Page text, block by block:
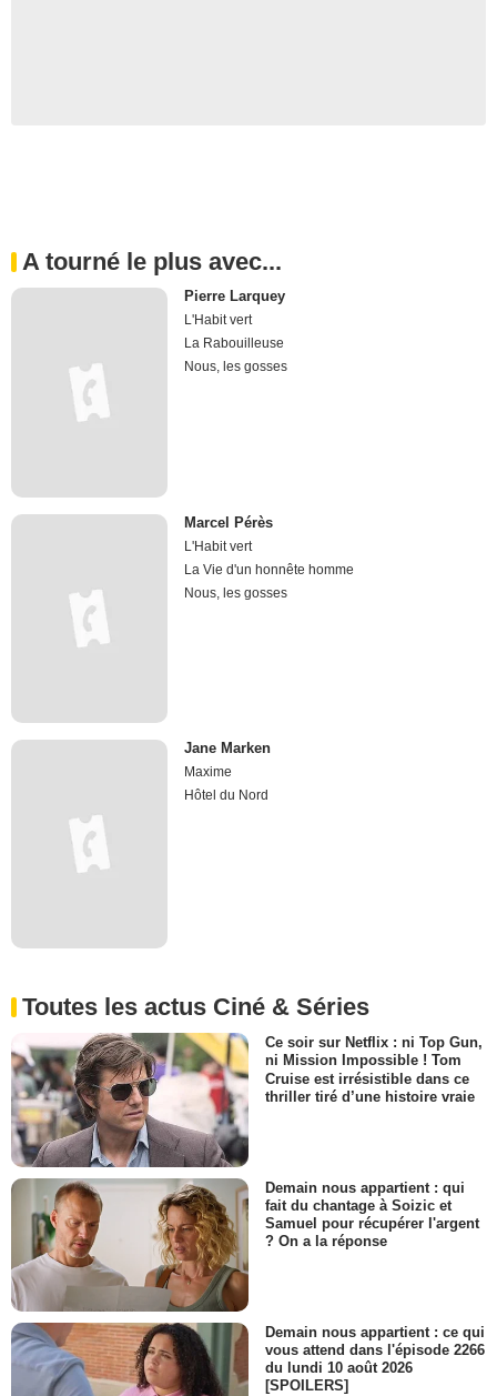
A tourné le plus avec...
Pierre Larquey
L'Habit vert
La Rabouilleuse
Nous, les gosses
Marcel Pérès
L'Habit vert
La Vie d'un honnête homme
Nous, les gosses
Jane Marken
Maxime
Hôtel du Nord
Toutes les actus Ciné & Séries
Ce soir sur Netflix : ni Top Gun,
ni Mission Impossible ! Tom
Cruise est irrésistible dans ce
thriller tiré d’une histoire vraie
Demain nous appartient : qui
fait du chantage à Soizic et
Samuel pour récupérer l'argent
? On a la réponse
Demain nous appartient : ce qui
vous attend dans l'épisode 2266
du lundi 10 août 2026
[SPOILERS]